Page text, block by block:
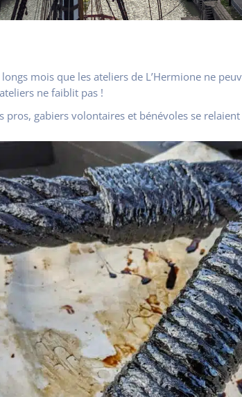
mois que les ateliers de L’Hermione ne
ne faiblit pas !
pros, gabiers volontaires et bénévoles se